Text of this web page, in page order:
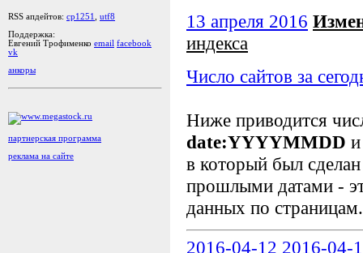
RSS апдейтов: cp1251
utf8
Поддержка:
Евгений Трофименко email facebook
vk
анкоры
партнерская программа
реклама на сайте
13 апреля 2016
индекса
Число сайтов за
Ниже приводится
date:YYYYMMDD
в который был
прошлыми датами -
данных по страницам.
2016-04-12 2016-04-